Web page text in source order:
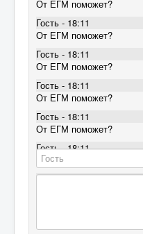
От ЕГМ поможет?
Гость - 18:11
От ЕГМ поможет?
Гость - 18:11
От ЕГМ поможет?
Гость - 18:11
От ЕГМ поможет?
Гость - 18:11
От ЕГМ поможет?
Гость - 18:11
От ЕГМ поможет?
Гость - 18:11